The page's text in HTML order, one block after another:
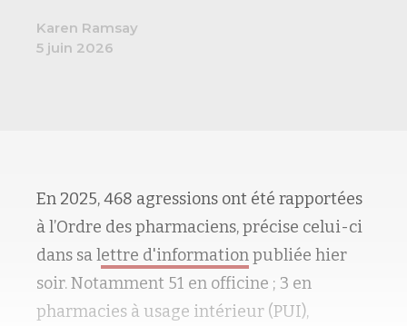
Karen Ramsay
5 juin 2026
En 2025, 468 agressions ont été rapportées
à l’Ordre des pharmaciens, précise celui-ci
dans sa lettre d'informationpubliée hier
soir. Notamment 51 en officine ; 3 en
pharmacies à usage intérieur (PUI),